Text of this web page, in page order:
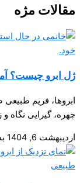
مقالات مژه
ژل ابرو چیست؟
ابروها، فریم
چهره، گیرایی نگاه
اردیبهشت 6, 1404